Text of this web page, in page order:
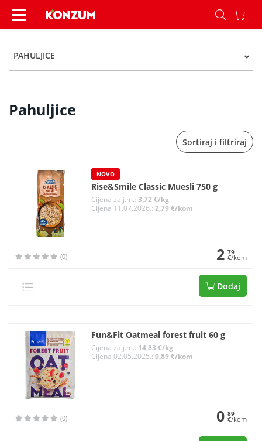
Pahuljice - Kategorije - Konzum
PAHULJICE
Pahuljice
Sortiraj i filtriraj
NOVO
Rise&Smile Classic Muesli 750 g
Cijena za j.m.: 3,72 €/kg
Cijena 11.07.2026.: 2,79 €/kom
(0) 2 79
€/kom
Dodaj
Fun&Fit Oatmeal forest fruit 60 g
Cijena za j.m.: 14,83 €/kg
Cijena 02.05.2025.: 0,89 €/kom
(0) 0 89
€/kom